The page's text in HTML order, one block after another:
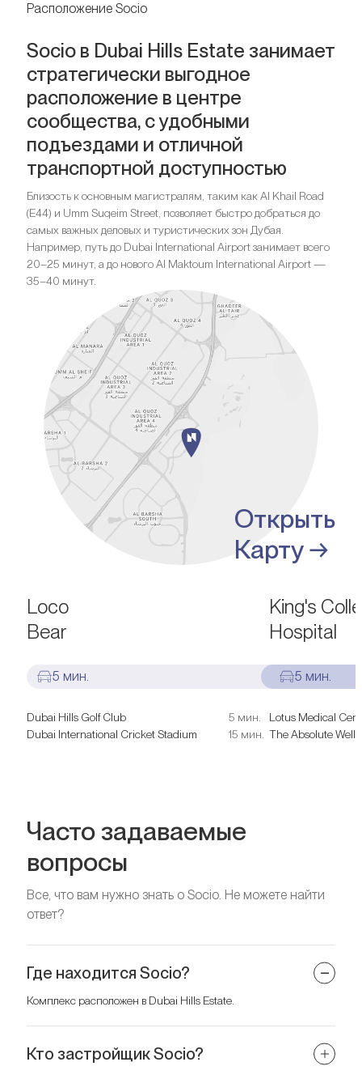
Расположение Socio
Socio в Dubai Hills Estate занимает
стратегически выгодное
расположение в центре
сообщества, с удобными
подъездами и отличной
транспортной доступностью
Близость к основным магистралям, таким как Al Khail Road
(E44) и Umm Suqeim Street, позволяет быстро добраться до
самых важных деловых и туристических зон Дубая.
Например, путь до Dubai International Airport занимает всего
20–25 минут, а до нового Al Maktoum International Airport —
35–40 минут.
Открыть
Карту →
Loco
Bear
5 мин.
Dubai Hills Golf Club
5 мин.
Dubai International Cricket Stadium
15 мин.
King's
Hospital
5 мин.
Lotus Medical
The Absolute
Часто задаваемые
вопросы
Все, что вам нужно знать о Socio. Не можете найти
ответ?
Где находится Socio?
Комплекс расположен в Dubai Hills Estate.
Кто застройщик Socio?